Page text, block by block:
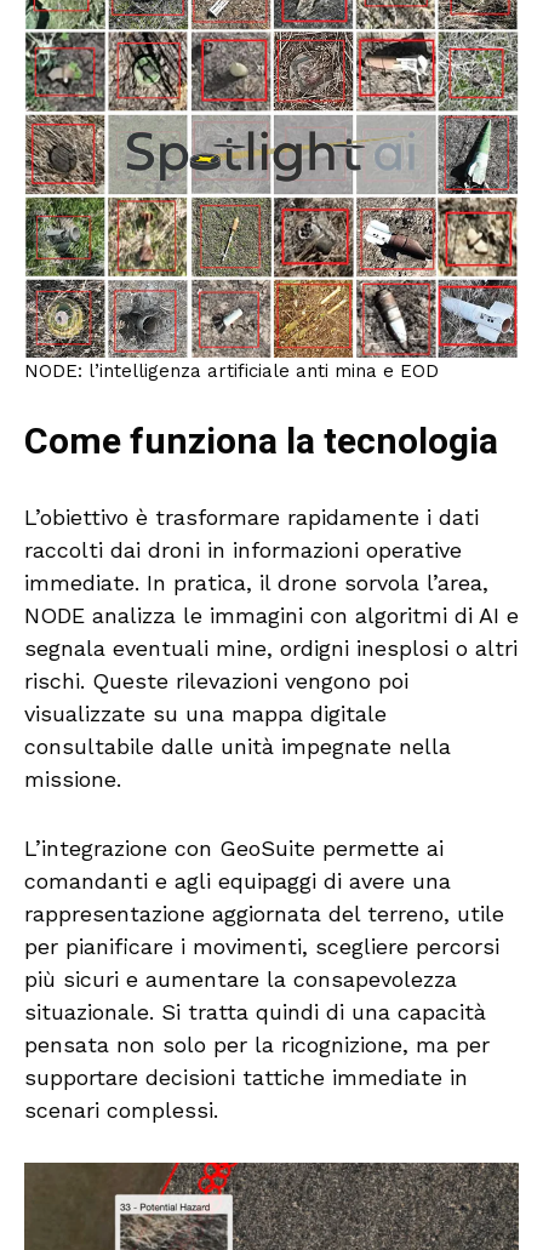
NODE: l’intelligenza artificiale anti mina e EOD
Come funziona la tecnologia
L’obiettivo è trasformare rapidamente i dati
raccolti dai droni in informazioni operative
immediate. In pratica, il drone sorvola l’area,
NODE analizza le immagini con algoritmi di AI e
segnala eventuali mine, ordigni inesplosi o altri
rischi. Queste rilevazioni vengono poi
visualizzate su una mappa digitale
consultabile dalle unità impegnate nella
missione.
L’integrazione con GeoSuite permette ai
comandanti e agli equipaggi di avere una
rappresentazione aggiornata del terreno, utile
per pianificare i movimenti, scegliere percorsi
più sicuri e aumentare la consapevolezza
situazionale. Si tratta quindi di una capacità
pensata non solo per la ricognizione, ma per
supportare decisioni tattiche immediate in
scenari complessi.